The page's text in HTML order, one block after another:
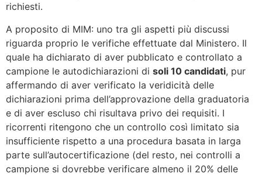
richiesti.
A proposito di MIM: uno tra gli aspetti più discussi
riguarda proprio le verifiche effettuate dal Ministero. Il
quale ha dichiarato di aver pubblicato e controllato a
campione le autodichiarazioni di soli 10 candidati, pur
affermando di aver verificato la veridicità delle
dichiarazioni prima dell’approvazione della graduatoria
e di aver escluso chi risultava privo dei requisiti. I
ricorrenti ritengono che un controllo così limitato sia
insufficiente rispetto a una procedura basata in larga
parte sull’autocertificazione (del resto, nei controlli a
campione si dovrebbe verificare almeno il 20% delle